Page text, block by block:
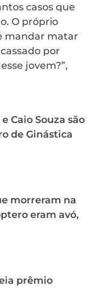
casos que
O próprio
mandar matar
por
jovem?”,
Caio Souza são
de Ginástica
morreram na
eram avó,
prêmio